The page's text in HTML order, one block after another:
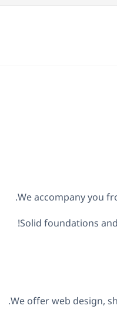
We accompany you
Solid foundations
We offer web design,